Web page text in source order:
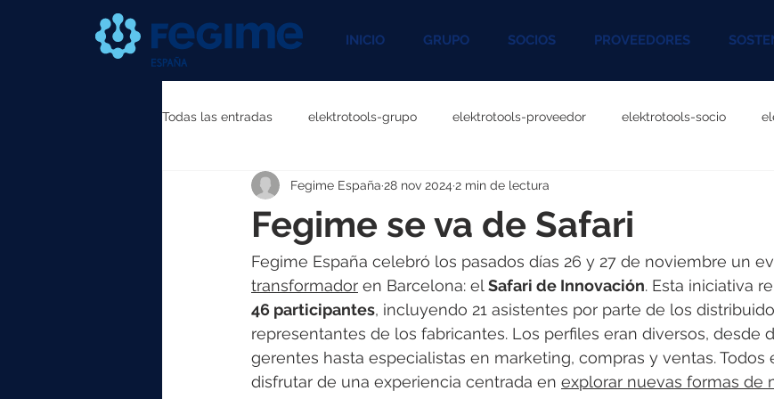
INICIO GRUPO SOCIOS PROVEEDORES
Todas las entradas elektrotools-grupo elektrotools-proveedor elektrotools-socio
elektrotools-P111000 elektrotools-P060000 elektrotools-P027000
elektrotools-P087000 elektrotools-P096000 elektrotools-P041000 elektrotools-
elektrotools-P040000 elektrotools-P046000 elektrotools-P121000 elektrotools-
Fegime se va de Safari
Fegime España 28 nov 2024 2 min de lectura
Fegime España celebró los pasados días 26 y 27 de noviembre un
transformador en Barcelona: el Safari de Innovación. Esta iniciativa
46 participantes, incluyendo 21 asistentes por parte de los
representantes de los fabricantes. Los perfiles eran diversos, desde
gerentes hasta especialistas en marketing, compras y ventas. Todos
disfrutar de una experiencia centrada en explorar nuevas formas de